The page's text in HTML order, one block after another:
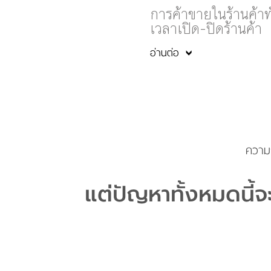
การค้าขายในร้านค้
เวลาเปิด-ปิดร้านค้า
อ่านต่อ
ควา
แต่ปัญหาทั้งหมดนี้จ